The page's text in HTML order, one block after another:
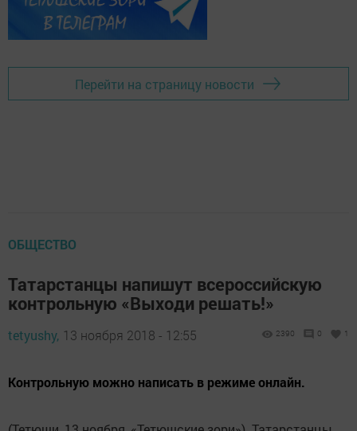
Перейти на страницу новости
ОБЩЕСТВО
Татарстанцы напишут всероссийскую
контрольную «Выходи решать!»
tetyushy, 13 ноября 2018 - 12:55 2390 0 1
Контрольную можно написать в режиме онлайн.